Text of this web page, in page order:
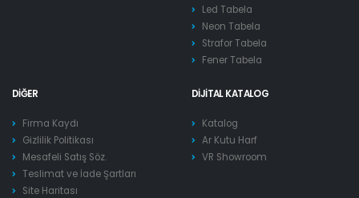
Led Tabela
Neon Tabela
Strafor Tabela
Fener Tabela
DIĞER
Firma Kaydı
Gizlilik Politikası
Mesafeli Satış Söz.
Teslimat ve İade Şartları
Site Haritası
DIJITAL KATALOG
Katalog
Ar Kutu Harf
VR Showroom